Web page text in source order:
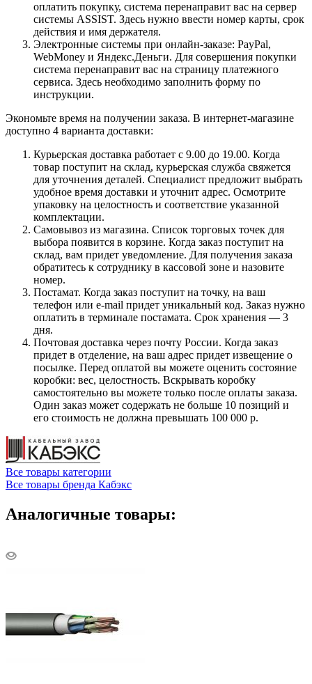
оплатить покупку, система перенаправит вас на сервер
системы ASSIST. Здесь нужно ввести номер карты, срок
действия и имя держателя.
Электронные системы при онлайн-заказе: PayPal,
WebMoney и Яндекс.Деньги. Для совершения покупки
система перенаправит вас на страницу платежного
сервиса. Здесь необходимо заполнить форму по
инструкции.
Экономьте время на получении заказа. В интернет-магазине
доступно 4 варианта доставки:
Курьерская доставка работает с 9.00 до 19.00. Когда
товар поступит на склад, курьерская служба свяжется
для уточнения деталей. Специалист предложит выбрать
удобное время доставки и уточнит адрес. Осмотрите
упаковку на целостность и соответствие указанной
комплектации.
Самовывоз из магазина. Список торговых точек для
выбора появится в корзине. Когда заказ поступит на
склад, вам придет уведомление. Для получения заказа
обратитесь к сотруднику в кассовой зоне и назовите
номер.
Постамат. Когда заказ поступит на точку, на ваш
телефон или e-mail придет уникальный код. Заказ нужно
оплатить в терминале постамата. Срок хранения — 3
дня.
Почтовая доставка через почту России. Когда заказ
придет в отделение, на ваш адрес придет извещение о
посылке. Перед оплатой вы можете оценить состояние
коробки: вес, целостность. Вскрывать коробку
самостоятельно вы можете только после оплаты заказа.
Один заказ может содержать не больше 10 позиций и
его стоимость не должна превышать 100 000 р.
Все товары категории
Все товары бренда Кабэкс
Аналогичные товары: